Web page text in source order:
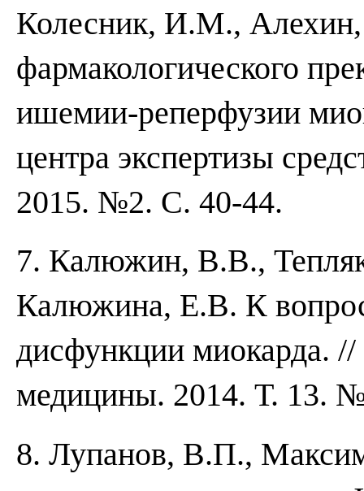
Колесник, И.М.,
фармакологического
ишемии-реперфузии
центра экспертизы
2015. №2. С. 40-44.
7. Калюжин, В.В.,
Калюжина, Е.В. К
дисфункции миокарда.
медицины. 2014. Т. 13.
8. Лупанов, В.П.,